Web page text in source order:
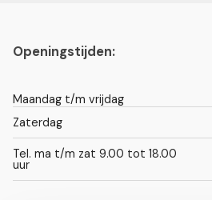
Openingstijden:
Maandag t/m vrijdag
Zaterdag
Tel. ma t/m zat 9.00 tot 18.00
uur